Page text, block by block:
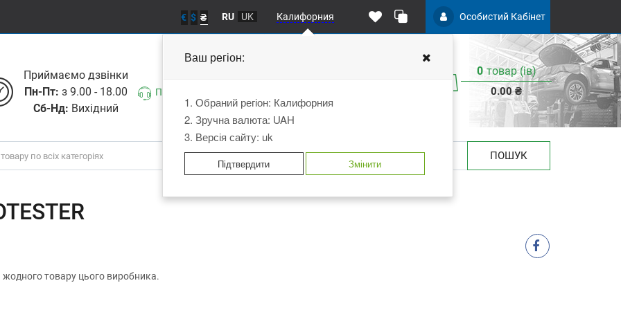
€ $ ₴ RU UK Калифорния
Ваш регіон:
1. Обраний регіон: Калифорния
2. Зручна валюта: UAH
3. Версія сайту: uk
Підтвердити Змінити
Особистий Кабінет
Приймаємо дзвiнки
Пн-Пт: з 9.00 - 18.00
Сб-Нд: Вихідний
Передзвоніть мені
0 товар (iв)
0.00 ₴
ПОШУК
товару цього виробника.